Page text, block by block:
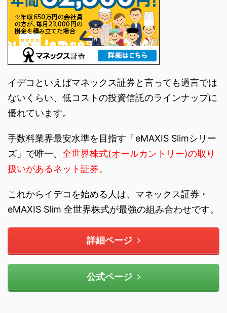
イデコといえばマネックス証券と言っても過言では
ないくらい、低コストの投資信託のラインナップに
優れています。
手数料業界最安水準を目指す「eMAXIS Slimシリー
ズ」で唯一、 全世界株式(オールカントリー)の取り
扱いがあるネット証券。
これからイデコを始める人は、マネックス証券・
eMAXIS Slim 全世界株式が最強の組み合わせです。
詳細ページ
公式ページ